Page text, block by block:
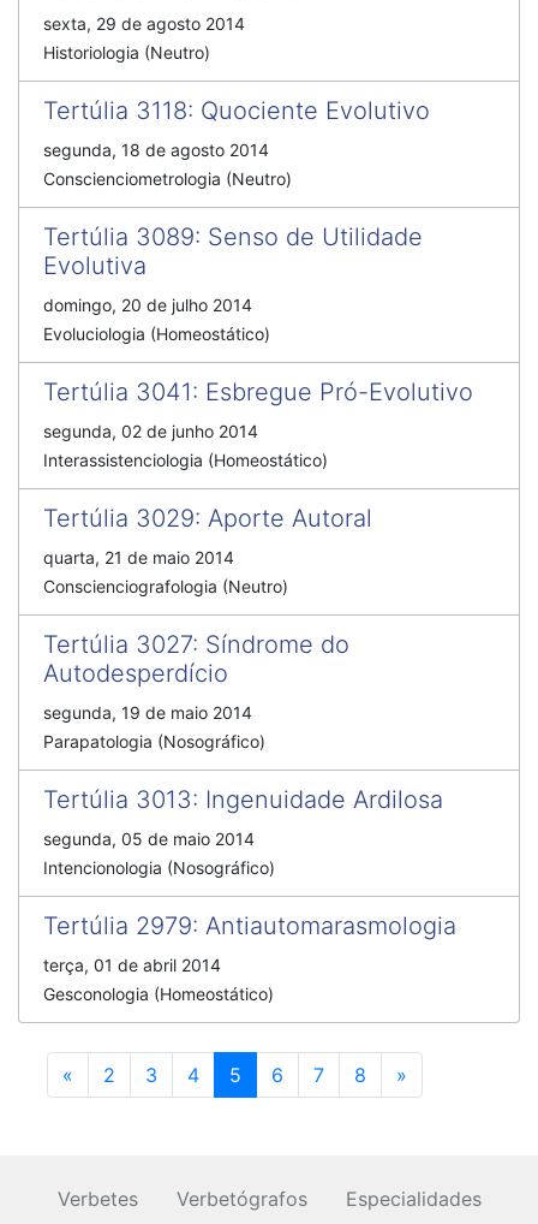
sexta, 29 de agosto 2014
Historiologia (Neutro)
Tertúlia 3118: Quociente Evolutivo
segunda, 18 de agosto 2014
Conscienciometrologia (Neutro)
Tertúlia 3089: Senso de Utilidade
Evolutiva
domingo, 20 de julho 2014
Evoluciologia (Homeostático)
Tertúlia 3041: Esbregue Pró-Evolutivo
segunda, 02 de junho 2014
Interassistenciologia (Homeostático)
Tertúlia 3029: Aporte Autoral
quarta, 21 de maio 2014
Conscienciografologia (Neutro)
Tertúlia 3027: Síndrome do
Autodesperdício
segunda, 19 de maio 2014
Parapatologia (Nosográfico)
Tertúlia 3013: Ingenuidade Ardilosa
segunda, 05 de maio 2014
Intencionologia (Nosográfico)
Tertúlia 2979: Antiautomarasmologia
terça, 01 de abril 2014
Gesconologia (Homeostático)
« Anterior
2 3 4 5 6 7 8 »
Verbetes Verbetógrafos Especialidades